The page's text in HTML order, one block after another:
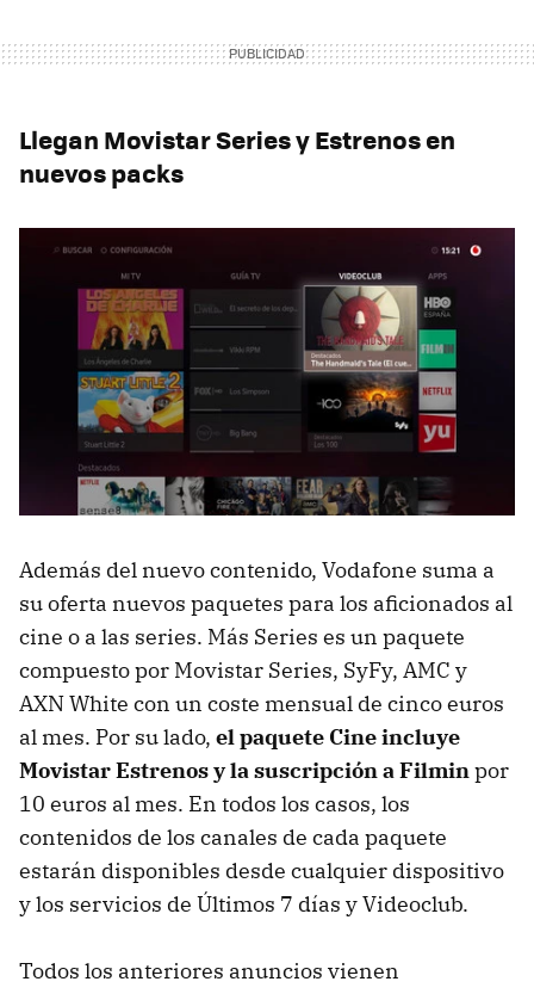
Llegan Movistar Series y Estrenos en
nuevos packs
Además del nuevo contenido, Vodafone suma a
su oferta nuevos paquetes para los aficionados al
cine o a las series. Más Series es un paquete
compuesto por Movistar Series, SyFy, AMC y
AXN White con un coste mensual de cinco euros
al mes. Por su lado, el paquete Cine incluye
Movistar Estrenos y la suscripción a Filminpor
10 euros al mes. En todos los casos, los
contenidos de los canales de cada paquete
estarán disponibles desde cualquier dispositivo
y los servicios de Últimos 7 días y Videoclub.
Todos los anteriores anuncios vienen